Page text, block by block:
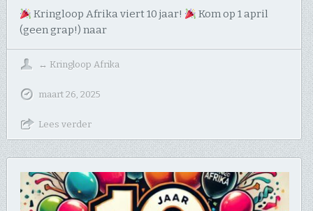
Kringloop Afrika viert 10 jaar!
Kom op 1 april
(geen grap!) naar
↔ Kringloop Afrika
maart 26, 2025
Lees verder